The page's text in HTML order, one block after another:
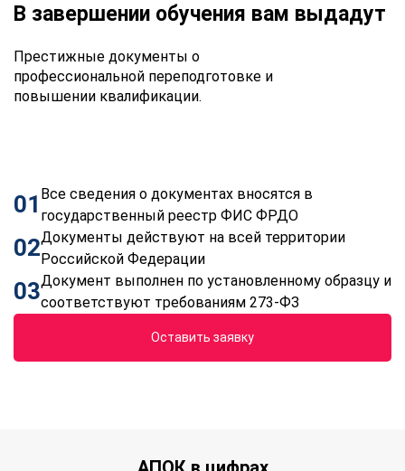
В завершении обучения вам выдадут
Престижные документы о
профессиональной переподготовке и
повышении квалификации.
01 Все сведения о документах вносятся в
государственный реестр ФИС ФРДО
02Документы действуют на всей территории
Российской Федерации
03Документ выполнен по установленному образцу и
соответствуют требованиям 273-ФЗ
Оставить заявку